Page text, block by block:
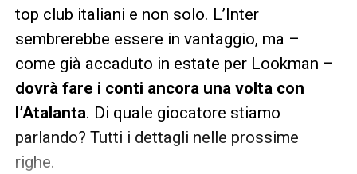
top club italiani e non solo. L’Inter
sembrerebbe essere in vantaggio, ma –
come già accaduto in estate per Lookman –
dovrà fare i conti ancora una volta con
l’Atalanta. Di quale giocatore stiamo
parlando? Tutti i dettagli nelle prossime
righe.